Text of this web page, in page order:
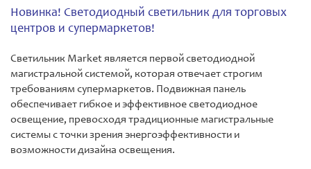
Новинка! Светодиодный светильник для торговых
центров и супермаркетов!
Светильник Market является первой светодиодной
магистральной системой, которая отвечает строгим
требованиям супермаркетов. Подвижная панель
обеспечивает гибкое и эффективное светодиодное
освещение, превосходя традиционные магистральные
системы с точки зрения энергоэффективности и
возможности дизайна освещения.